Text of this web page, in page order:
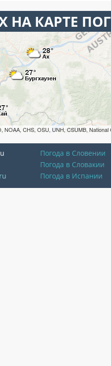
НА КАРТЕ
CHS, OSU, UNH, CSUMB, National
Погода в Словении
Погода в Словакии
Погода в Испании